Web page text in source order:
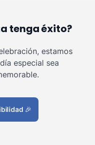
tenga éxito?
estamos
especial sea
🎉